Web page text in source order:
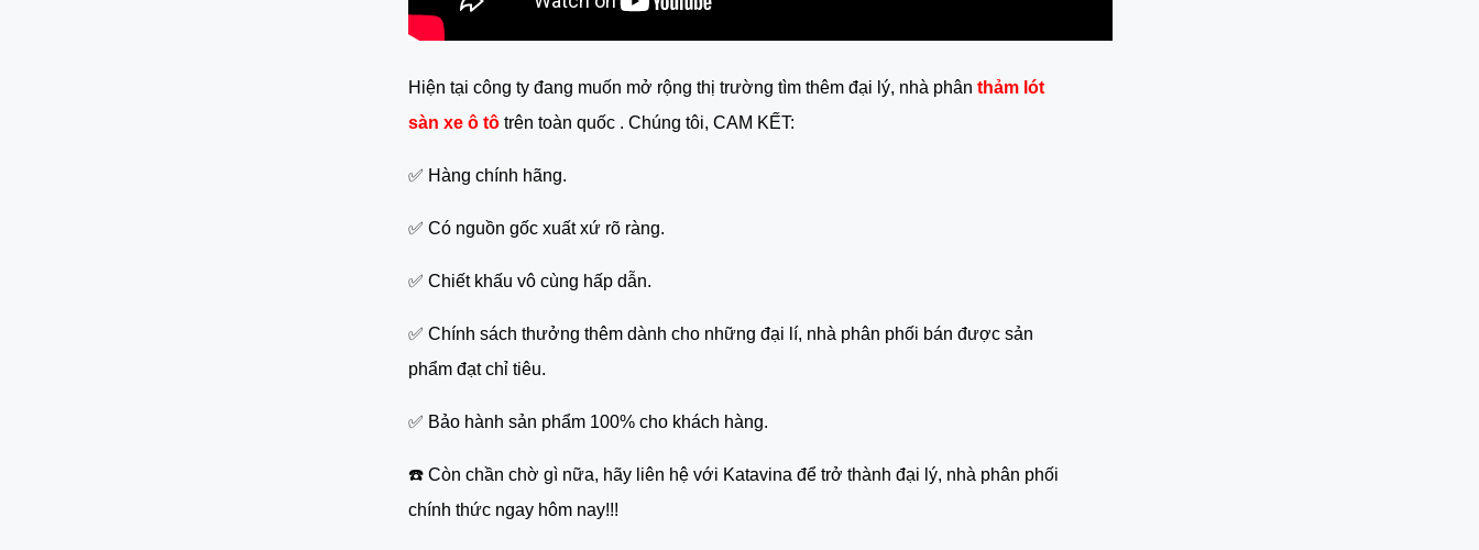
Hiện tại công ty đang muốn mở rộng thị trường tìm thêm đại lý, nhà phân thảm lót
sàn xe ô tô trên toàn quốc . Chúng tôi, CAM KẾT:
✅ Hàng chính hãng.
✅ Có nguồn gốc xuất xứ rõ ràng.
✅ Chiết khấu vô cùng hấp dẫn.
✅ Chính sách thưởng thêm dành cho những đại lí, nhà phân phối bán được sản
phẩm đạt chỉ tiêu.
✅ Bảo hành sản phẩm 100% cho khách hàng.
☎️ Còn chần chờ gì nữa, hãy liên hệ với Katavina để trở thành đại lý, nhà phân phối
chính thức ngay hôm nay!!!